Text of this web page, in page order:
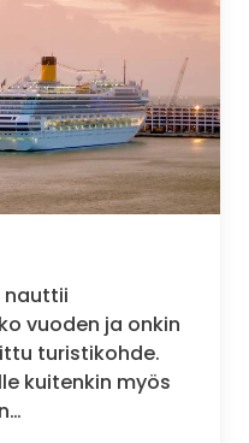
nauttii
vuoden ja onkin
turistikohde.
kuitenkin myös